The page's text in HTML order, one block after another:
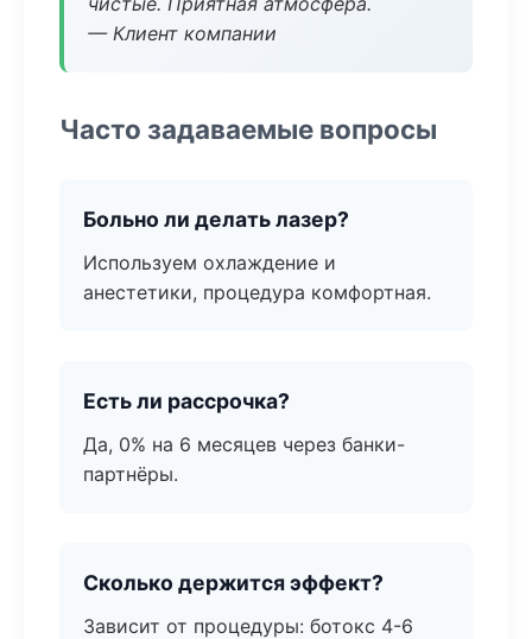
— Клиент компании
Часто задаваемые вопросы
Больно ли делать лазер?
Используем охлаждение и
анестетики, процедура комфортная.
Есть ли рассрочка?
Да, 0% на 6 месяцев через банки-
партнёры.
Сколько держится эффект?
Зависит от процедуры: ботокс 4-6